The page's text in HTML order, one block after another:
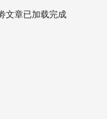
文章已加载完成